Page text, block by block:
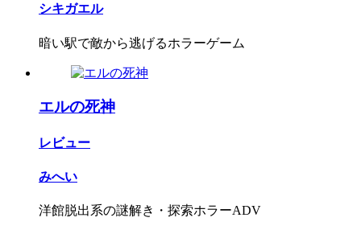
シキガエル
暗い駅で敵から逃げるホラーゲーム
エルの死神
レビュー
みへい
洋館脱出系の謎解き・探索ホラーADV